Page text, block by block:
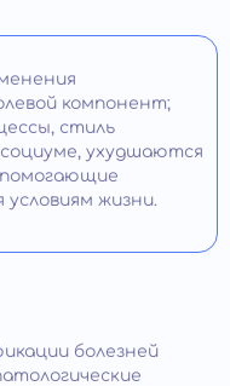
компонент;
стиль
ухудшаются
жизни.
болезней